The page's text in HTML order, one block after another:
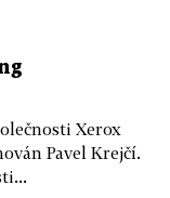
Xerox
Pavel Krejčí.